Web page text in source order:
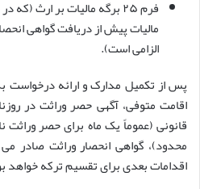
فرم ۲۵ برگه مالیات بر ارث
مالیات پیش از دریافت گواهی
الزامی است).
پس از تکمیل مدارک و ارائه
اقامت متوفی، آگهی حصر وراثت در
محدود)، گواهی انحصار وراثت صادر
اقدامات بعدی برای تقسیم ترکه خواهد